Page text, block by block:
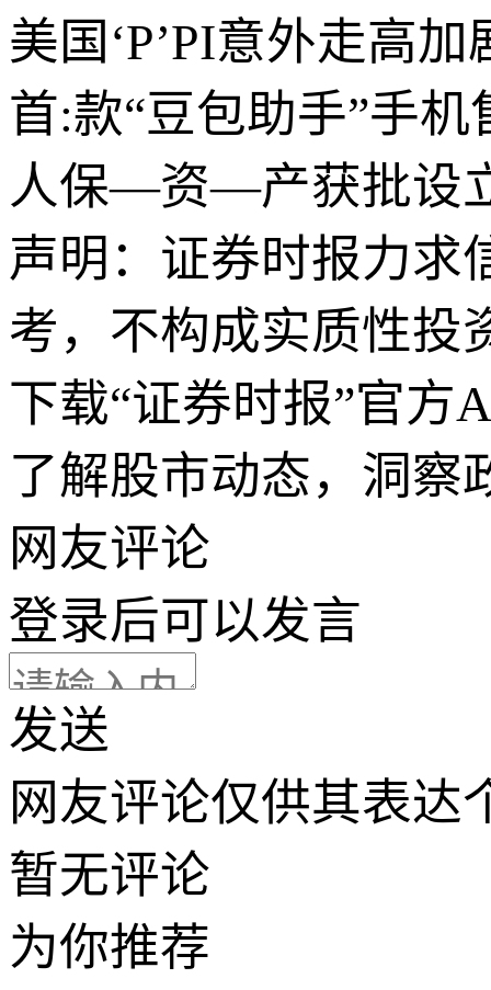
美国‘P’PI意外走高
首:款“豆包助手”手
人保—资—产获批设
声明：证券时报力求
考，不构成实质性投
下载“证券时报”官方
了解股市动态，洞察
网友评论
登录后可以发言
发送
网友评论仅供其表达
暂无评论
为你推荐